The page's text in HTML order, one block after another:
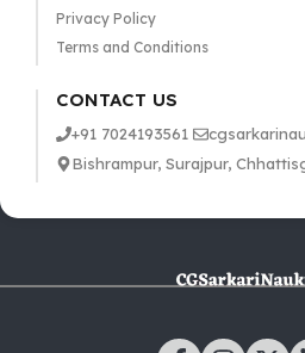
Privacy Policy
Terms and Conditions
CONTACT US
+91 7024193561
Bishrampur, Surajpur,